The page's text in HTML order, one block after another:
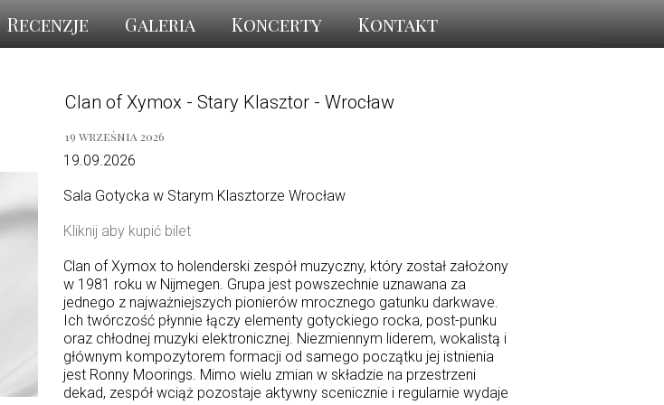
Recenzje Galeria Koncerty Kontakt
Clan of Xymox - Stary Klasztor - Wrocław
19 września 2026
19.09.2026
Sala Gotycka w Starym Klasztorze Wrocław
Kliknij aby kupić bilet
Clan of Xymox to holenderski zespół muzyczny, który został założony
w 1981 roku w Nijmegen. Grupa jest powszechnie uznawana za
jednego z najważniejszych pionierów mrocznego gatunku darkwave.
Ich twórczość płynnie łączy elementy gotyckiego rocka, post-punku
oraz chłodnej muzyki elektronicznej. Niezmiennym liderem, wokalistą i
głównym kompozytorem formacji od samego początku jej istnienia
jest Ronny Moorings. Mimo wielu zmian w składzie na przestrzeni
dekad, zespół wciąż pozostaje aktywny scenicznie i regularnie wydaje